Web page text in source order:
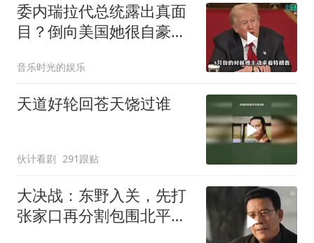
委内瑞拉代总统露出真面
目？倒向美国她很自豪
总统罗德里格斯竟突然开
炮怒点马杜罗，扬言马杜
罗的外交政策简直
音乐时光的娱乐
天道好轮回苍天饶过谁
伙计看剧 291跟贴
大决战：东野入关，先打
张家口再分割包围北平，